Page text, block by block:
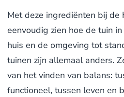
Met deze ingrediënten bij de
eenvoudig zien hoe de tuin
huis en de omgeving tot
tuinen zijn allemaal anders.
van het vinden van balans:
functioneel, tussen leven en